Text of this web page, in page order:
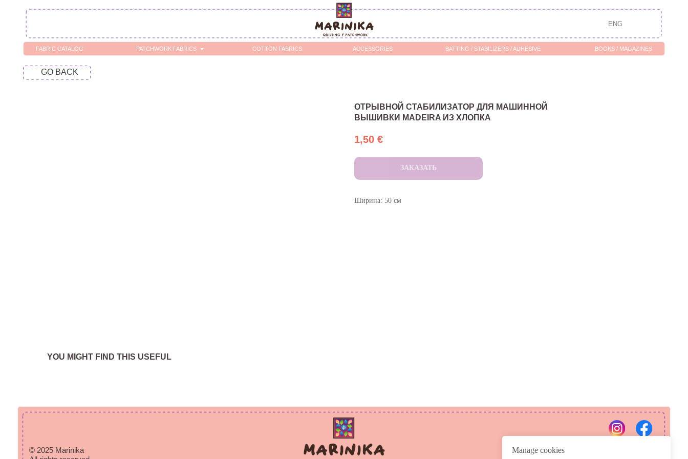
ACCESSORIES
PATCHWORK FABRICS
FABRIC CATALOG COTTON FABRICS BATTING / STABILIZERS / ADHESIVE BOOKS / MAGAZINES
GO BACK
ОТРЫВНОЙ СТАБИЛИЗАТОР ДЛЯ МАШИННОЙ
ВЫШИВКИ MADEIRA ИЗ ХЛОПКА
1,50 €
ЗАКАЗАТЬ
Ширина: 50 см
YOU MIGHT FIND THIS USEFUL
Manage cookies
All rights reserved